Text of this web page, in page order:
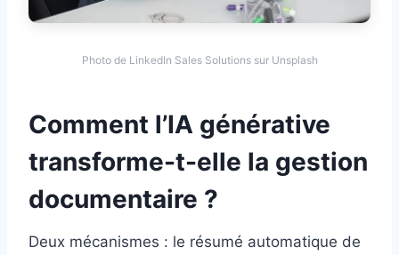
Photo de LinkedIn Sales Solutions sur Unsplash
Comment l’IA générative
transforme-t-elle la gestion
documentaire ?
Deux mécanismes : le résumé automatique de